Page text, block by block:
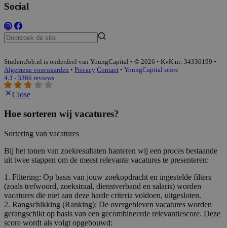
Social
StudentJob.nl is onderdeel van YoungCapital • © 2026 • KvK nr: 34330199 •
Algemene voorwaarden • Privacy Contact • YoungCapital score
4.3 - 3366 reviews
Close
Hoe sorteren wij vacatures?
Sortering van vacatures
Bij het tonen van zoekresultaten hanteren wij een proces bestaande
uit twee stappen om de meest relevante vacatures te presenteren:
1. Filtering: Op basis van jouw zoekopdracht en ingestelde filters
(zoals trefwoord, zoekstraal, dienstverband en salaris) worden
vacatures die niet aan deze harde criteria voldoen, uitgesloten.
2. Rangschikking (Ranking): De overgebleven vacatures worden
gerangschikt op basis van een gecombineerde relevantiescore. Deze
score wordt als volgt opgebouwd: